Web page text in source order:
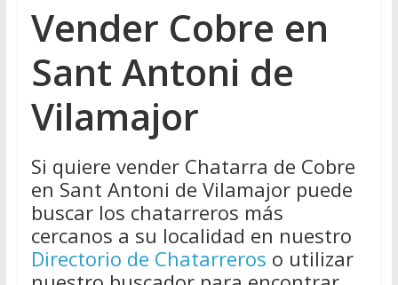
Vender Cobre en
Sant Antoni de
Vilamajor
Si quiere vender Chatarra de Cobre
en Sant Antoni de Vilamajor puede
buscar los chatarreros más
cercanos a su localidad en nuestro
Directorio de Chatarreros o utilizar